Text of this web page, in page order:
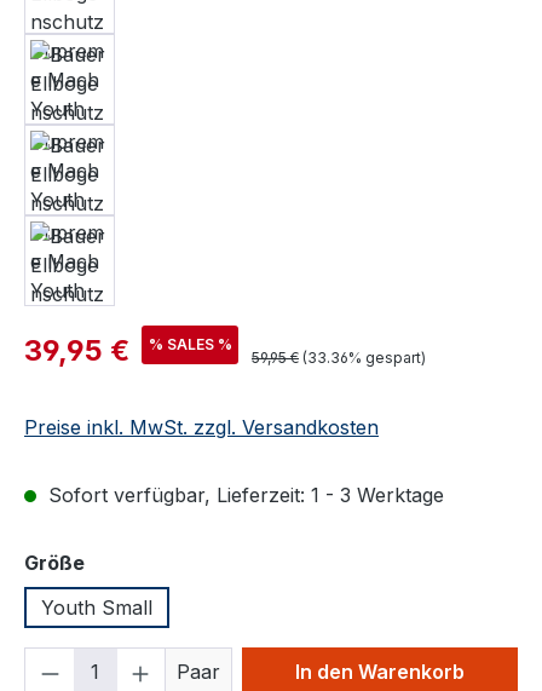
Verkaufspreis:
39,95 € % SALES %
Regulärer Preis:
59,95 € (33.36% gespart)
Preise inkl. MwSt. zzgl. Versandkosten
Sofort verfügbar, Lieferzeit: 1 - 3 Werktage
Größeauswählen
Youth Small
Produkt Anzahl: Gib den
Paar In den Warenkorb